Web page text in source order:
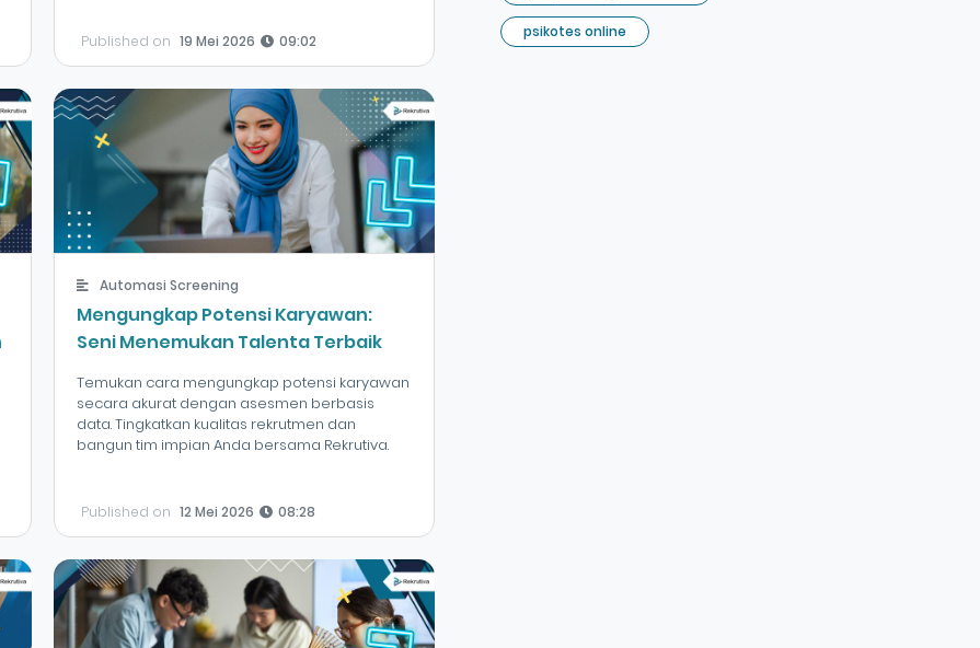
Published on 19 Mei 2026 09:02
Automasi Screening
Mengungkap Potensi Karyawan:
Seni Menemukan Talenta Terbaik
Temukan cara mengungkap potensi karyawan
secara akurat dengan asesmen berbasis
data. Tingkatkan kualitas rekrutmen dan
bangun tim impian Anda bersama Rekrutiva.
Published on 12 Mei 2026 08:28
psikotes online